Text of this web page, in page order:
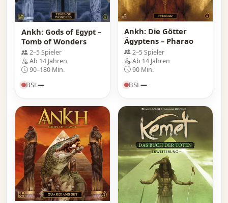
Ankh: Gods of Egypt –
Tomb of Wonders
2–5 Spieler
Ab 14 Jahren
90–180 Min.
BSL—
Ankh: Die Götter
Ägyptens – Pharao
2–5 Spieler
Ab 14 Jahren
90 Min.
BSL —